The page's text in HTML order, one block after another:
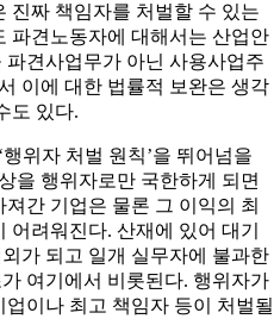
진짜 책임자를 처벌할 수 있는
파견노동자에 대해서는 산업안
견사업무가 아닌 사용사업주
이에 대한 법률적 보완은 생각
도 있다.
‘행위자 처벌 원칙’을 뛰어넘을
을 행위자로만 국한하게 되면
간 기업은 물론 그 이익의 최
어려워진다. 산재에 있어 대기
가 되고 일개 실무자에 불과한
여기에서 비롯된다. 행위자가
이나 최고 책임자 등이 처벌될